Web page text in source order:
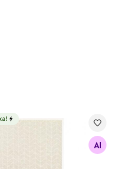
Tali white 70x140 см